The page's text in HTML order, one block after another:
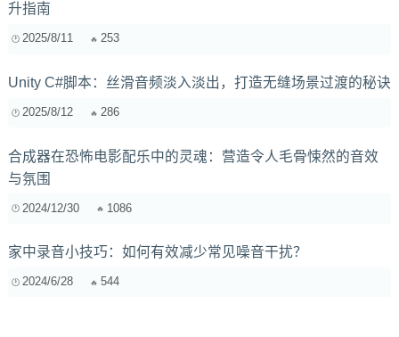
升指南
2025/8/11 253
Unity C#脚本：丝滑音频淡入淡出，打造无缝场景过渡的秘诀
2025/8/12 286
合成器在恐怖电影配乐中的灵魂：营造令人毛骨悚然的音效
与氛围
2024/12/30 1086
家中录音小技巧：如何有效减少常见噪音干扰？
2024/6/28 544